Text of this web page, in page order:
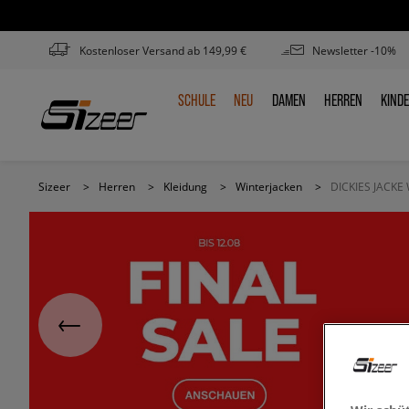
Kostenloser Versand ab 149,99 € Newsletter -10%
SCHULE
SCHULE NEU
NEU DAMEN
DAMEN HERREN
HERREN
Sizeer > Herren > Kleidung > Winterjacken > DICKIES